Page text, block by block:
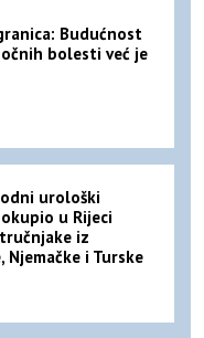
Budućnost
bolesti već je
urološki
u Rijeci
iz
Njemačke i Turske